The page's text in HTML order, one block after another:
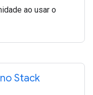
ao usar o
Stack